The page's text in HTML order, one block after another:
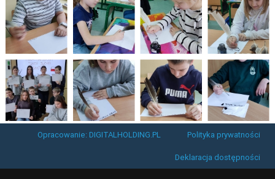
Opracowanie: DIGITALHOLDING.PL Polityka prywatności
Deklaracja dostępności